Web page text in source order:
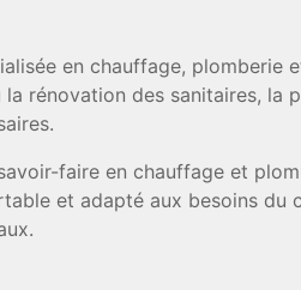
en chauffage, plomberie
la rénovation des sanitaires, la
faire en chauffage et
et adapté aux besoins